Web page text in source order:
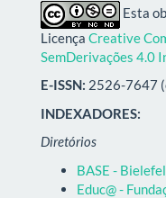
Esta
Licença Creative
SemDerivações 4.0
E-ISSN: 2526-7647
INDEXADORES:
Diretórios
BASE -
Educ@ -